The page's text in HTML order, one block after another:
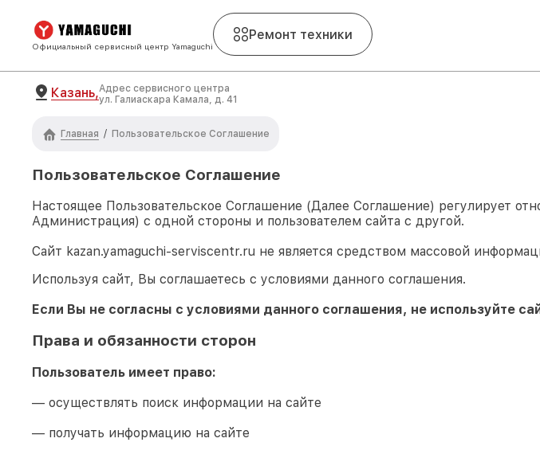
Официальный сервисный центр Yamaguchi
Ремонт техники
Казань,Адрес сервисного центра
ул. Галиаскара Камала, д. 41
Главная / Пользовательское Соглашение
Пользовательское Соглашение
Настоящее Пользовательское Соглашение (Далее Соглашение) регулирует
Администрация) с одной стороны и пользователем сайта с другой.
Сайт kazan.yamaguchi-serviscentr.ru не является средством массовой
Используя сайт, Вы соглашаетесь с условиями данного соглашения.
Если Вы не согласны с условиями данного соглашения, не используйте
Права и обязанности сторон
Пользователь имеет право:
— осуществлять поиск информации на сайте
— получать информацию на сайте